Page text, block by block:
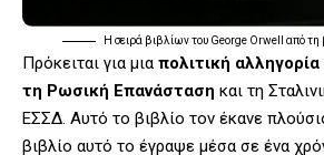
Η σειρά βιβλίων του George Orwell από
Πρόκειται για μια πολιτική
τη Ρωσική Επανάσταση και τη
ΕΣΣΔ. Αυτό το βιβλίο τον έκανε
βιβλίο αυτό το έγραψε μέσα σε ένα